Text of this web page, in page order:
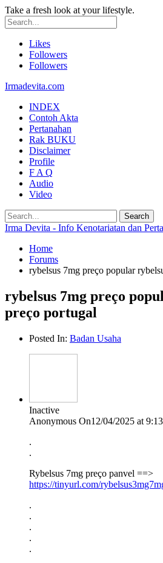
Take a fresh look at your lifestyle.
Likes
Followers
Followers
Irmadevita.com
INDEX
Contoh Akta
Pertanahan
Rak BUKU
Disclaimer
Profile
F A Q
Audio
Video
Irma Devita - Info Kenotariatan dan
Home
Forums
rybelsus 7mg preço popular
rybelsus 7mg preço
preço portugal
Posted In: Badan Usaha
Inactive
Anonymous On12/04/2025 at
.
.
Rybelsus 7mg preço panvel ==>
https://tinyurl.com/
.
.
.
.
.